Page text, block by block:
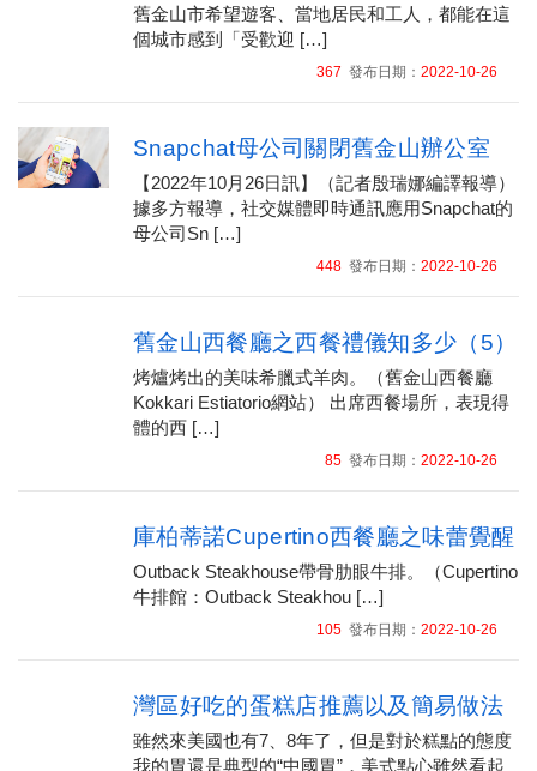
舊金山市希望遊客、當地居民和工人，都能在這
個城市感到「受歡迎 […]
367 發布日期： 2022-10-26
Snapchat母公司關閉舊金山辦公室
【2022年10月26日訊】（記者殷瑞娜編譯報導）
據多方報導，社交媒體即時通訊應用Snapchat的
母公司Sn […]
448發布日期： 2022-10-26
舊金山西餐廳之西餐禮儀知多少（5）
烤爐烤出的美味希臘式羊肉。（舊金山西餐廳
Kokkari Estiatorio網站） 出席西餐場所，表現得
體的西 […]
85發布日期： 2022-10-26
庫柏蒂諾Cupertino西餐廳之味蕾覺醒
Outback Steakhouse帶骨肋眼牛排。（Cupertino
牛排館：Outback Steakhou […]
105發布日期： 2022-10-26
灣區好吃的蛋糕店推薦以及簡易做法
雖然來美國也有7、8年了，但是對於糕點的態度
我的胃還是典型的“中國胃”，美式點心雖然看起